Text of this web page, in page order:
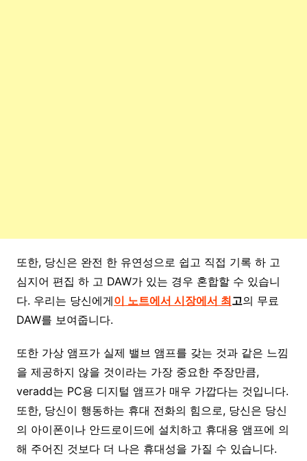
또한, 당신은 완전 한 유연성으로 쉽고 직접 기록 하 고
심지어 편집 하 고 DAW가 있는 경우 혼합할 수 있습니
다. 우리는 당신에게이 노트에서 시장에서 최고의 무료
DAW를 보여줍니다.
또한 가상 앰프가 실제 밸브 앰프를 갖는 것과 같은 느낌
을 제공하지 않을 것이라는 가장 중요한 주장만큼,
veradd는 PC용 디지털 앰프가 매우 가깝다는 것입니다.
또한, 당신이 행동하는 휴대 전화의 힘으로, 당신은 당신
의 아이폰이나 안드로이드에 설치하고 휴대용 앰프에 의
해 주어진 것보다 더 나은 휴대성을 가질 수 있습니다.